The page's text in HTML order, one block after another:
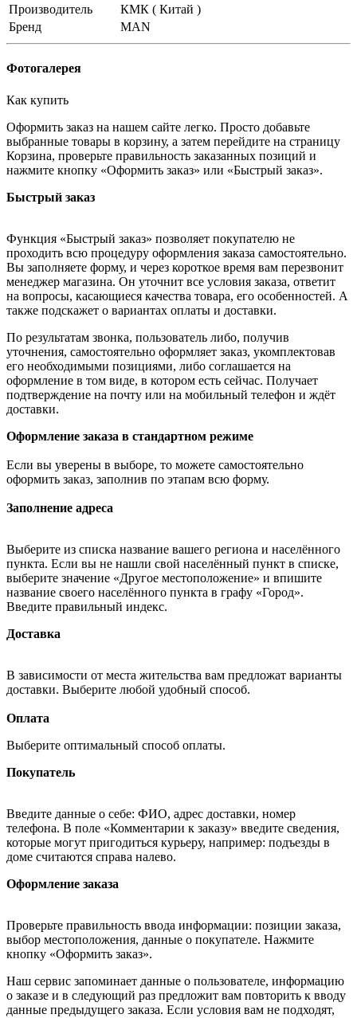
Производитель
КМК ( Китай )
Бренд
MAN
Фотогалерея
Как купить
Оформить заказ на нашем сайте легко. Просто добавьте
выбранные товары в корзину, а затем перейдите на страницу
Корзина, проверьте правильность заказанных позиций и
нажмите кнопку «Оформить заказ» или «Быстрый заказ».
Быстрый заказ
Функция «Быстрый заказ» позволяет покупателю не
проходить всю процедуру оформления заказа самостоятельно.
Вы заполняете форму, и через короткое время вам перезвонит
менеджер магазина. Он уточнит все условия заказа, ответит
на вопросы, касающиеся качества товара, его особенностей. А
также подскажет о вариантах оплаты и доставки.
По результатам звонка, пользователь либо, получив
уточнения, самостоятельно оформляет заказ, укомплектовав
его необходимыми позициями, либо соглашается на
оформление в том виде, в котором есть сейчас. Получает
подтверждение на почту или на мобильный телефон и ждёт
доставки.
Оформление заказа в стандартном режиме
Если вы уверены в выборе, то можете самостоятельно
оформить заказ, заполнив по этапам всю форму.
Заполнение адреса
Выберите из списка название вашего региона и населённого
пункта. Если вы не нашли свой населённый пункт в списке,
выберите значение «Другое местоположение» и впишите
название своего населённого пункта в графу «Город».
Введите правильный индекс.
Доставка
В зависимости от места жительства вам предложат варианты
доставки. Выберите любой удобный способ.
Оплата
Выберите оптимальный способ оплаты.
Покупатель
Введите данные о себе: ФИО, адрес доставки, номер
телефона. В поле «Комментарии к заказу» введите сведения,
которые могут пригодиться курьеру, например: подъезды в
доме считаются справа налево.
Оформление заказа
Проверьте правильность ввода информации: позиции заказа,
выбор местоположения, данные о покупателе. Нажмите
кнопку «Оформить заказ».
Наш сервис запоминает данные о пользователе, информацию
о заказе и в следующий раз предложит вам повторить к вводу
данные предыдущего заказа. Если условия вам не подходят,